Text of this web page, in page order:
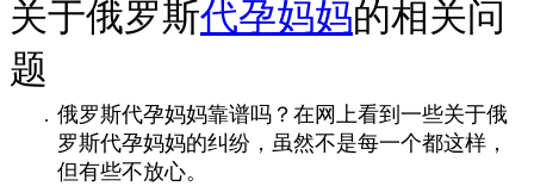
关于俄罗斯代孕妈妈的相关问
题
俄罗斯代孕妈妈靠谱吗？在网上看到一些关于俄
罗斯代孕妈妈的纠纷，虽然不是每一个都这样，
但有些不放心。